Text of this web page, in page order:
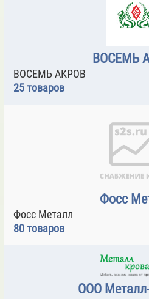
ВОСЕМЬ
ВОСЕМЬ АКРОВ
25 товаров
Фосс
Фосс Металл
80 товаров
ООО